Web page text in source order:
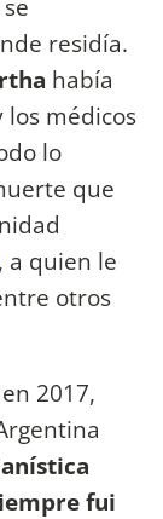
residía.
había
los médicos
lo
que
, a quien le
otros
2017,
fui